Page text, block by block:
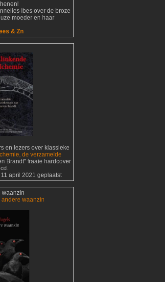
Ibes over de broze
moeder en haar
& Zn
en lezers over klassieke
de verzamelde
Brandt" fraaie hardcover
april 2021 geplaatst
waanzin
andere waanzin